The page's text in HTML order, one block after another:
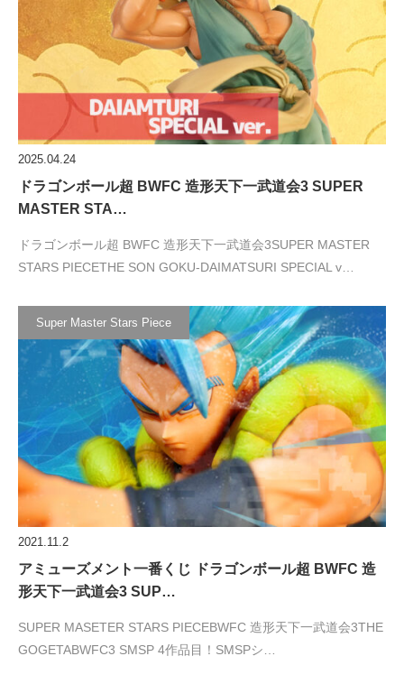
2025.04.24
ドラゴンボール超 BWFC 造形天下一武道会3 SUPER
MASTER STA…
ドラゴンボール超 BWFC 造形天下一武道会3SUPER MASTER
STARS PIECETHE SON GOKU-DAIMATSURI SPECIAL v…
Super Master Stars Piece
2021.11.2
アミューズメント一番くじ ドラゴンボール超 BWFC 造
形天下一武道会3 SUP…
SUPER MASETER STARS PIECEBWFC 造形天下一武道会3THE
GOGETABWFC3 SMSP 4作品目！SMSPシ…